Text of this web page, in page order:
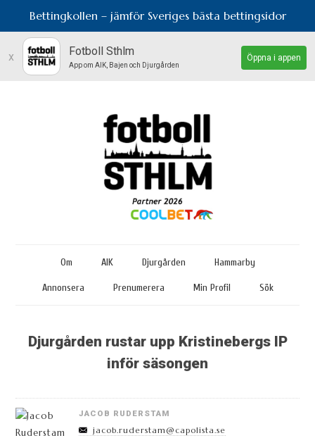
Bettingkollen – jämför Sveriges bästa bettingsidor
x Fotboll Sthlm
App om AIK, Bajen och Djurgården
Öppna i appen
Om AIK Djurgården Hammarby
Annonsera Prenumerera Min Profil Sök
Djurgården rustar upp Kristinebergs IP
inför säsongen
JACOB RUDERSTAM
jacob.ruderstam@capolista.se